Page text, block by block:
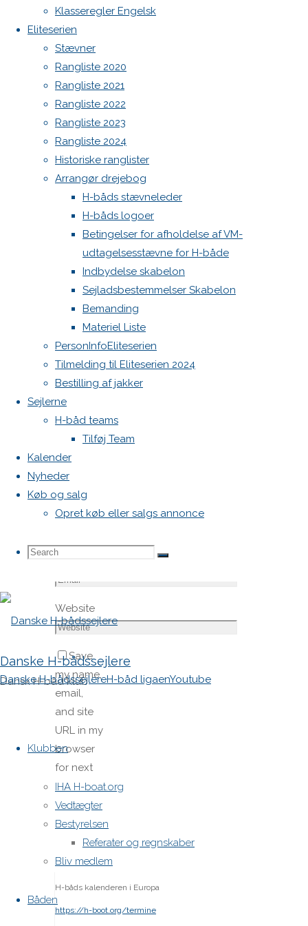
Klasseregler Engelsk
Eliteserien
Stævner
Rangliste 2020
Rangliste 2021
Rangliste 2022
Rangliste 2023
Rangliste 2024
Historiske ranglister
Arrangør drejebog
H-båds stævneleder
H-båds logoer
Betingelser for afholdelse af VM-
udtagelsesstævne for H-både
Indbydelse skabelon
Sejladsbestemmelser Skabelon
Bemanding
Materiel Liste
PersonInfoEliteserien
Tilmelding til Eliteserien 2024
Bestilling af jakker
Sejlerne
H-båd teams
Tilføj Team
Kalender
Nyheder
Køb og salg
Opret køb eller salgs annonce
Search
Search
Search
Danske H-bådssejlere
Dansk H-båd klub
Danske H-bådssejlereH-båd ligaenYoutube
Klubben
IHA H-boat.org
Vedtægter
Bestyrelsen
Referater og regnskaber
Bliv medlem
Båden
Skriv
et
svar
Din e-
mailadresse
vil ikke
blive
publiceret.
Krævede
felter er
markeret
med*
Comment
Name*
Website
Save
my name,
email,
and site
URL in my
browser
for next
time I
post a
comment.
H-båds kalenderen i Europa
https://h-boot.org/termine
WordPress.org